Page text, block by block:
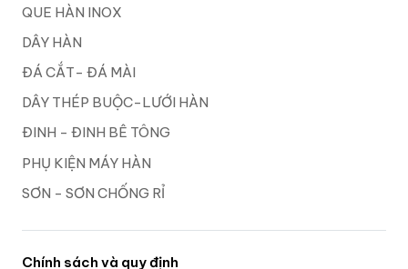
QUE HÀN INOX
DÂY HÀN
ĐÁ CẮT- ĐÁ MÀI
DÂY THÉP BUỘC-LƯỚI HÀN
ĐINH - ĐINH BÊ TÔNG
PHỤ KIỆN MÁY HÀN
SƠN - SƠN CHỐNG RỈ
Chính sách và quy định